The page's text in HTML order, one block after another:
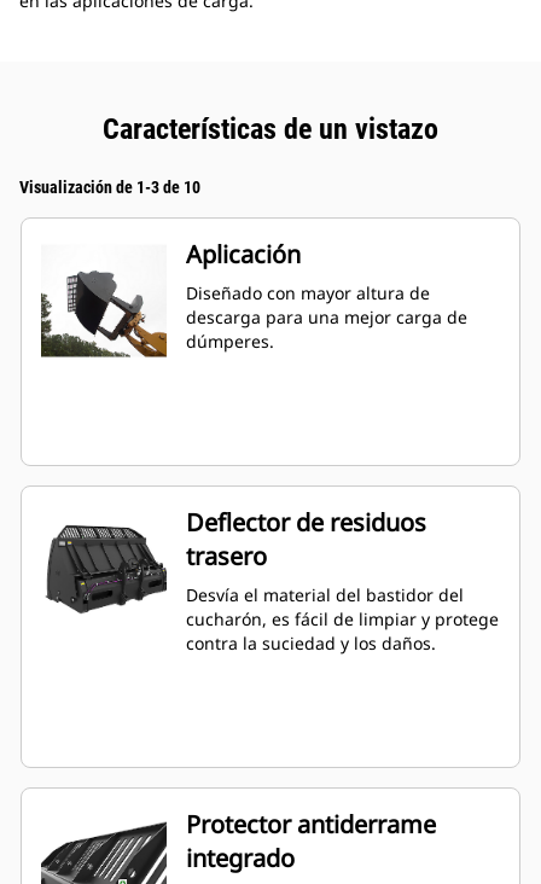
Características de un vistazo
Visualización de 1-3 de 10
Aplicación
Diseñado con mayor altura de
descarga para una mejor carga de
dúmperes.
Deflector de residuos
trasero
Desvía el material del bastidor del
cucharón, es fácil de limpiar y protege
contra la suciedad y los daños.
Protector antiderrame
integrado